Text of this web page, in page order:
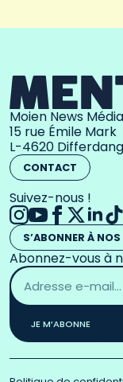
Moien News
15 rue Émile Mark
L-4620
CONTACT
Suivez-nous !
S’ABONNER À
Abonnez-vous à
Adresse
email
*
JE M’ABONNE